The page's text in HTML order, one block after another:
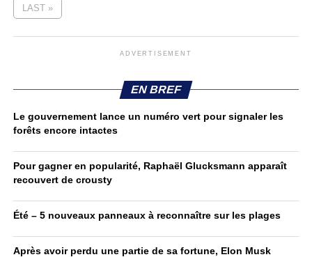
LAST »
ADVERTISEMENT
EN BREF
Le gouvernement lance un numéro vert pour signaler les
forêts encore intactes
Pour gagner en popularité, Raphaël Glucksmann apparaît
recouvert de crousty
Été – 5 nouveaux panneaux à reconnaître sur les plages
Après avoir perdu une partie de sa fortune, Elon Musk